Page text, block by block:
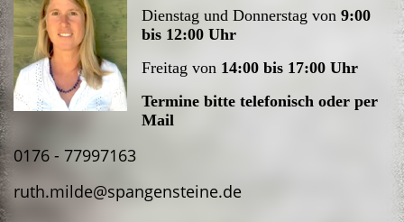
Dienstag und Donnerstag von 9:00
bis 12:00Uhr
Freitag von 14:00 bis 17:00Uhr
Termine bitte telefonisch oder per
Mail
0176 - 77997163
ruth.milde@spangensteine.de